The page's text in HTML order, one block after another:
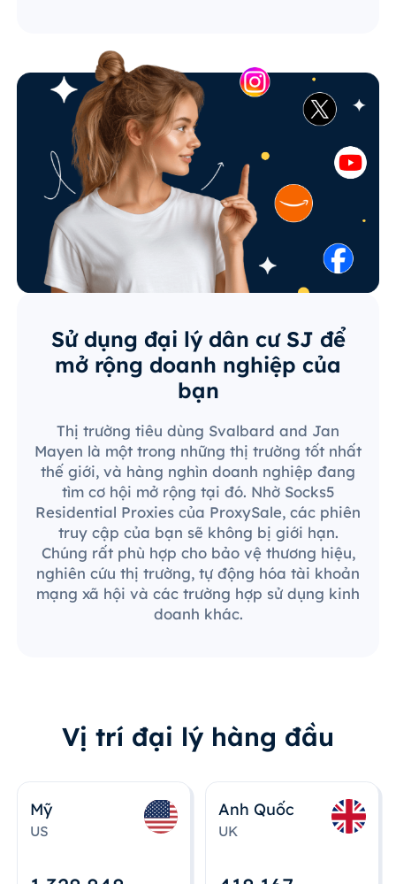
Sử dụng đại lý dân cư SJ để
mở rộng doanh nghiệp của
bạn
Thị trường tiêu dùng Svalbard and Jan
Mayen là một trong những thị trường tốt nhất
thế giới, và hàng nghìn doanh nghiệp đang
tìm cơ hội mở rộng tại đó. Nhờ Socks5
Residential Proxies của ProxySale, các phiên
truy cập của bạn sẽ không bị giới hạn.
Chúng rất phù hợp cho bảo vệ thương hiệu,
nghiên cứu thị trường, tự động hóa tài khoản
mạng xã hội và các trường hợp sử dụng kinh
doanh khác.
Vị trí đại lý hàng đầu
Mỹ
US
Anh Quốc
UK